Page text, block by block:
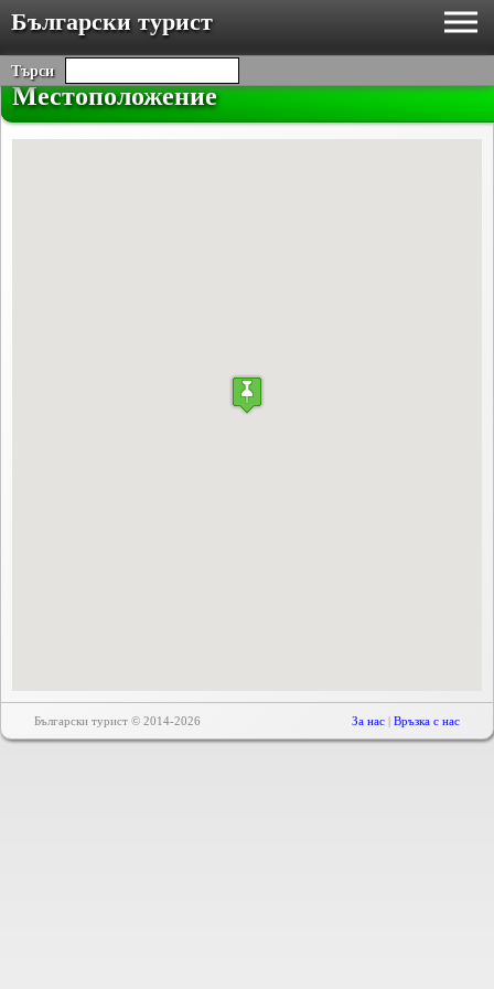
Български турист
Търси
Местоположение
Български турист © 2014-2026 За нас | Връзка с нас